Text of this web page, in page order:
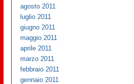
agosto 2011
luglio 2011
giugno 2011
maggio 2011
aprile 2011
marzo 2011
febbraio 2011
gennaio 2011